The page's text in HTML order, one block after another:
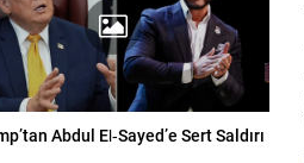
Abdul El‑Sayed’e Sert Saldırı